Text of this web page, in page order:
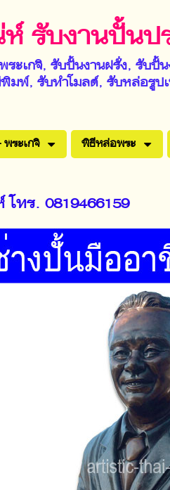
รับงานปั้น
เกจิ, รับปั้นงานฝรั่ง, รับปั้
มพ์, รับทำโมลด์, รับหล่อรู
ระเกจิ พิธีหล่อพระ
ทร. 0819466159